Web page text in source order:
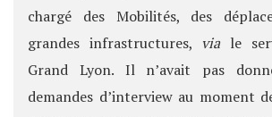
chargé des Mobilités, des
grandes infrastructures, viale
Grand Lyon. Il n’avait pas
demandes d’interview au moment